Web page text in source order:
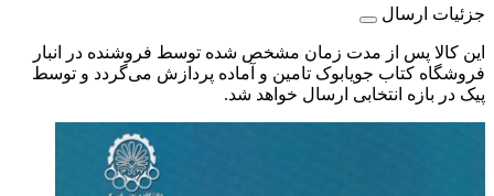
جزئیات ارسال
این کالا پس از مدت زمان مشخص شده توسط فروشنده در انبار
فروشگاه کتاب جویابوک تامین و آماده پردازش می‌گردد و توسط
پیک در بازه انتخابی ارسال خواهد شد.